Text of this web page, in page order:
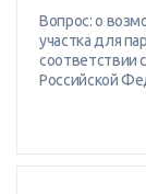
Вопрос: о
участка для
соответствии
Российской